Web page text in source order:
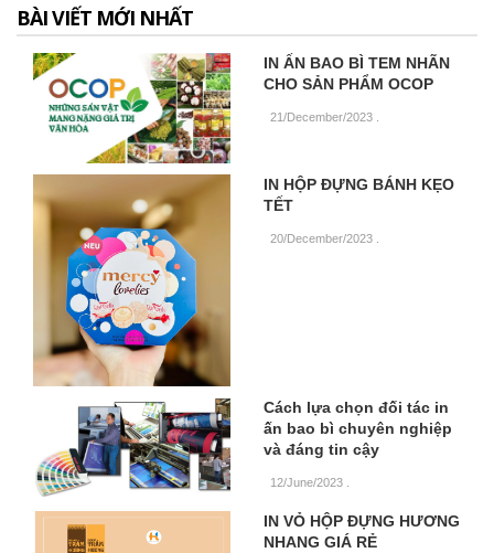
BÀI VIẾT MỚI NHẤT
IN ẤN BAO BÌ TEM NHÃN
CHO SẢN PHẨM OCOP
21/December/2023
IN HỘP ĐỰNG BÁNH KẸO
TẾT
20/December/2023
Cách lựa chọn đối tác in
ấn bao bì chuyên nghiệp
và đáng tin cậy
12/June/2023
IN VỎ HỘP ĐỰNG HƯƠNG
NHANG GIÁ RẺ